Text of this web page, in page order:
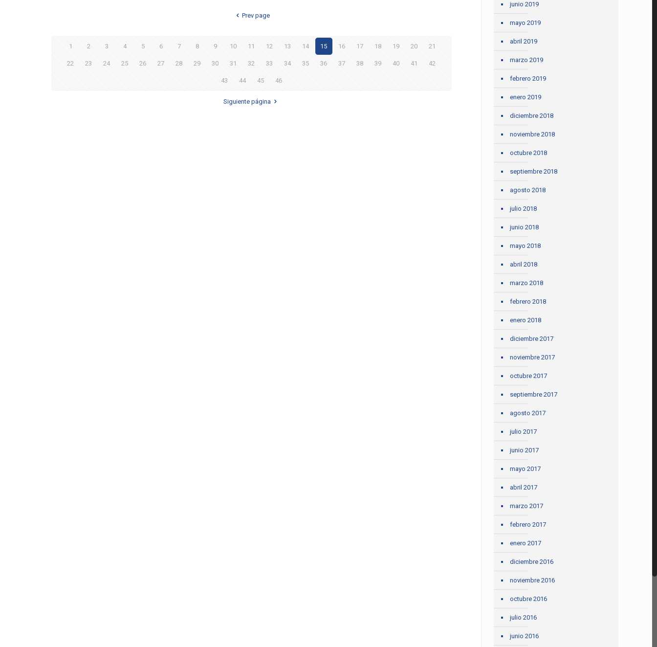
Prev page
1 2 3 4 5 6 7 8 9 10 11 12 13 14 15 16 17 18 19 20 21
22 23 24 25 26 27 28 29 30 31 32 33 34 35 36 37 38 39 40 41 42
43 44 45 46
Siguiente página
junio 2019
mayo 2019
abril 2019
marzo 2019
febrero 2019
enero 2019
diciembre 2018
noviembre 2018
octubre 2018
septiembre 2018
agosto 2018
julio 2018
junio 2018
mayo 2018
abril 2018
marzo 2018
febrero 2018
enero 2018
diciembre 2017
noviembre 2017
octubre 2017
septiembre 2017
agosto 2017
julio 2017
junio 2017
mayo 2017
abril 2017
marzo 2017
febrero 2017
enero 2017
diciembre 2016
noviembre 2016
octubre 2016
julio 2016
junio 2016